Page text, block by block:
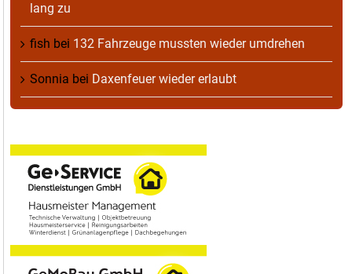
lang zu
fish bei 132 Fahrzeuge mussten wieder umdrehen
Sonnia bei Daxenfeuer wieder erlaubt